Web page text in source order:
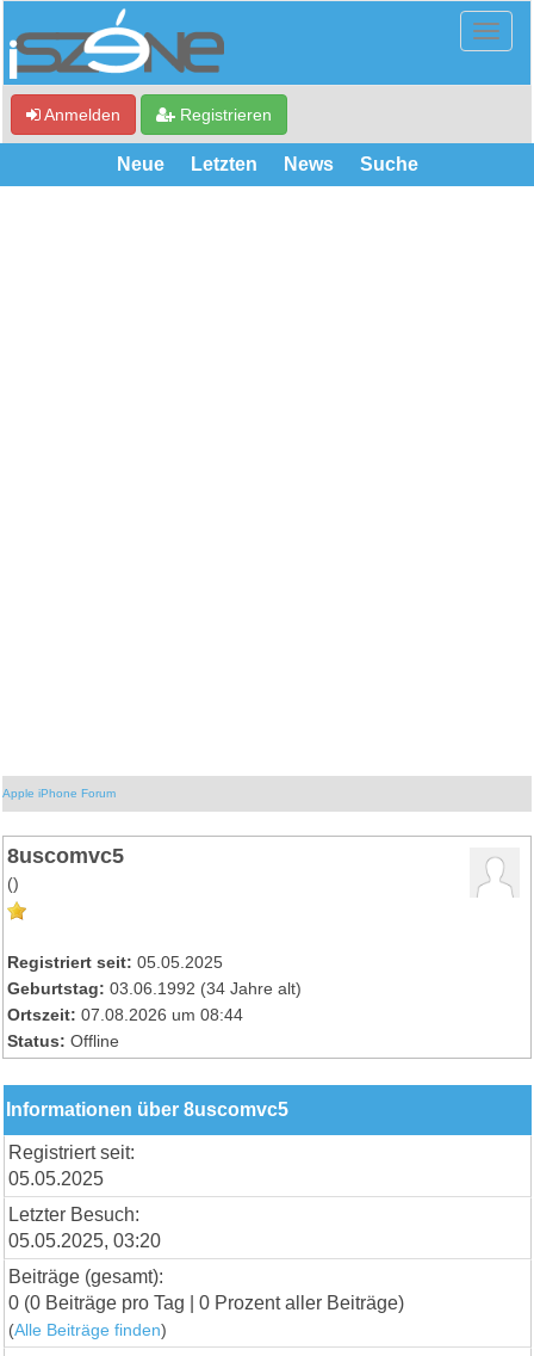
Anmelden Registrieren
Neue Letzten News Suche
Apple iPhone Forum
8uscomvc5
()
Registriert seit: 05.05.2025
Geburtstag: 03.06.1992 (34 Jahre alt)
Ortszeit: 07.08.2026 um 08:44
Status: Offline
Informationen über 8uscomvc5
Registriert seit:
05.05.2025
Letzter Besuch:
05.05.2025, 03:20
Beiträge (gesamt):
0 (0 Beiträge pro Tag | 0 Prozent aller Beiträge)
(Alle Beiträge finden)